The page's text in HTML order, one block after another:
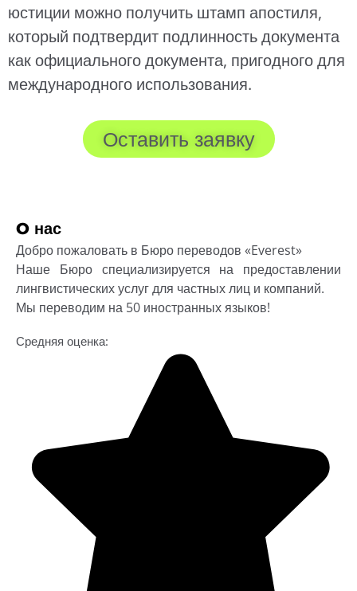
юстиции можно получить штамп апостиля,
который подтвердит подлинность документа
как официального документа, пригодного для
международного использования.
Оставить заявку
O нас
Добро пожаловать в Бюро переводов «Everest»
Наше Бюро специализируется на предоставлении
лингвистических услуг для частных лиц и компаний.
Мы переводим на 50 иностранных языков!
Средняя оценка: